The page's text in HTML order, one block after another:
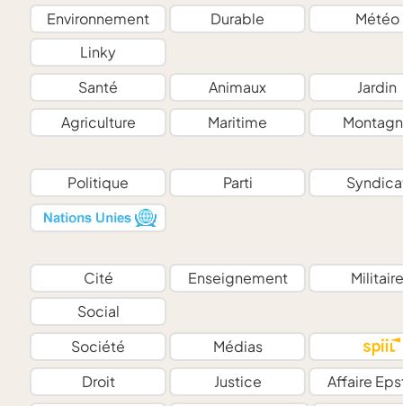
Environnement Durable
Météo
Linky
Santé
Animaux
Jardin
Agriculture
Maritime
Politique Parti
Cité Enseignement
Militaire
Social
Société
Médias
Droit
Justice
Affaire